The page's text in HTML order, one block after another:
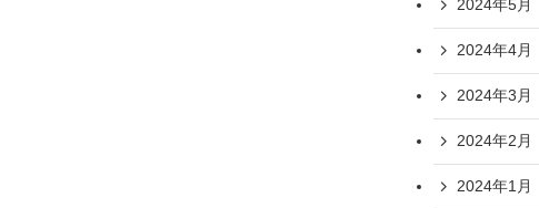
2024年5月
2024年4月
2024年3月
2024年2月
2024年1月